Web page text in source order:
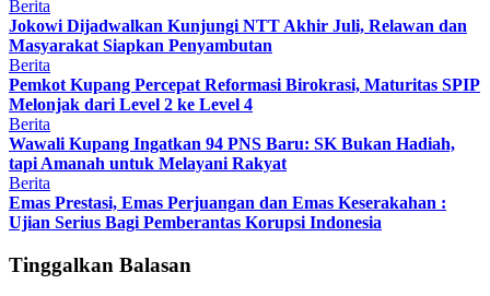
Berita
Jokowi Dijadwalkan Kunjungi NTT Akhir Juli, Relawan dan
Masyarakat Siapkan Penyambutan
Berita
Pemkot Kupang Percepat Reformasi Birokrasi, Maturitas SPIP
Melonjak dari Level 2 ke Level 4
Berita
Wawali Kupang Ingatkan 94 PNS Baru: SK Bukan Hadiah,
tapi Amanah untuk Melayani Rakyat
Berita
Emas Prestasi, Emas Perjuangan dan Emas Keserakahan :
Ujian Serius Bagi Pemberantas Korupsi Indonesia
Tinggalkan Balasan